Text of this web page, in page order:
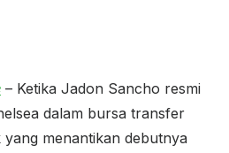
– Ketika Jadon Sancho resmi
dalam bursa transfer
menantikan debutnya